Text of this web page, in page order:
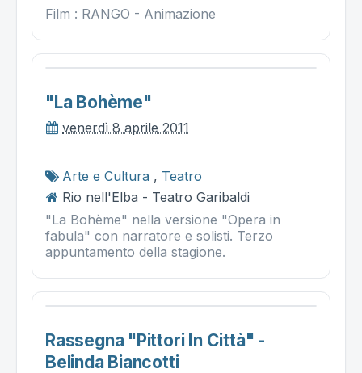
Film : RANGO - Animazione
"la Bohème"
venerdì 8 aprile 2011
Arte e Cultura , Teatro
Rio nell'Elba - Teatro Garibaldi
"La Bohème" nella versione "Opera in
fabula" con narratore e solisti. Terzo
appuntamento della stagione.
Rassegna "pittori In Città" -
Belinda Biancotti